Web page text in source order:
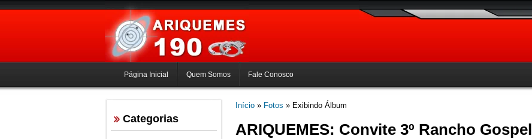
Página Inicial Quem Somos Fale Conosco
Categorias
Início» Fotos » Exibindo Álbum
ARIQUEMES: Convite 3º Rancho Gospel